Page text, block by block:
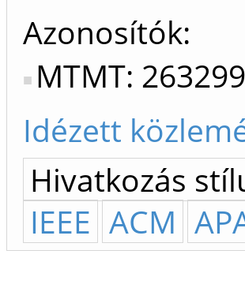
Azonosítók
MTMT:
Idézett
Hivatkozás
IEEE ACM